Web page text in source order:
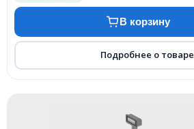
В корзину
Подробнее о товаре